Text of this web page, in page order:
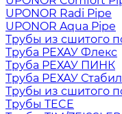
UPONOR Radi Pipe
UPONOR Aqua Pipe
Трубы из сшитого
Труба РЕХАУ Флекс
Труба РЕХАУ ПИНК
Труба РЕХАУ Стабил
Трубы из сшитого
Трубы TECE